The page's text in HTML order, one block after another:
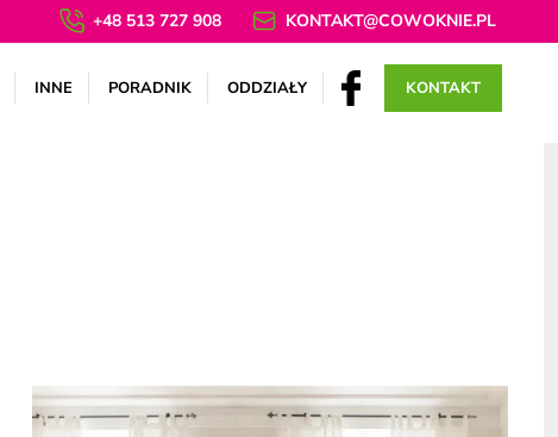
+48 513 727 908 KONTAKT@COWOKNIE.PL
INNE PORADNIK ODDZIAŁY KONTAKT